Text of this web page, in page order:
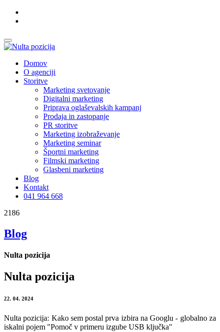
Domov
O agenciji
Storitve
Marketing svetovanje
Digitalni marketing
Priprava oglaševalskih kampanj
Prodaja in zastopanje
PR storitve
Marketing izobraževanje
Marketing seminar
Športni marketing
Filmski marketing
Glasbeni marketing
Blog
Kontakt
041 964 668
2186
Blog
Nulta pozicija
Nulta pozicija
22. 04. 2024
Nulta pozicija: Kako sem postal prva izbira na Googlu - globalno za
iskalni pojem "Pomoč v primeru izgube USB ključka"